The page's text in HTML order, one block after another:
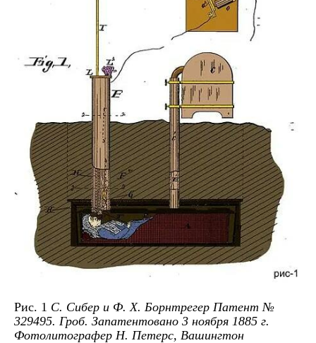
Рис. 1 С. Сибер и Ф. Х. Борнтрегер Патент №
329495. Гроб. Запатентовано 3 ноября 1885 г.
Фотолитографер Н. Петерс, Вашингтон